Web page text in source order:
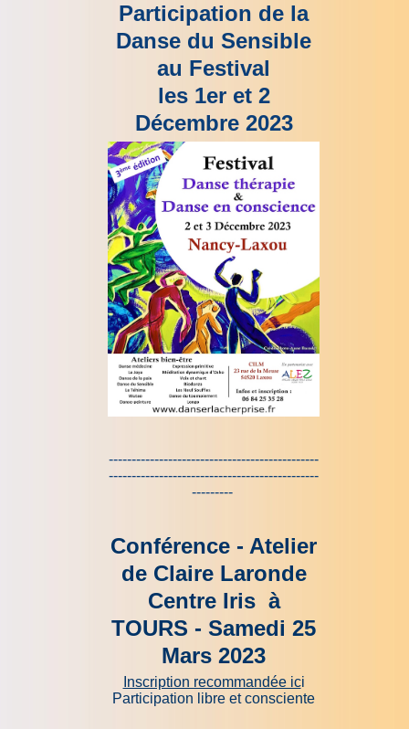
Participation de la
Danse du Sensible
au Festival
les 1er et 2
Décembre 2023
----------------------------------------------
----------------------------------------------
---------
Conférence - Atelier
de Claire Laronde
Centre Iris à
TOURS - Samedi 25
Mars 2023
Inscription recommandée ici
Participation libre et consciente